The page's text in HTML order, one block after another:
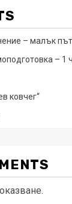
– малък
– 1
ковчег“